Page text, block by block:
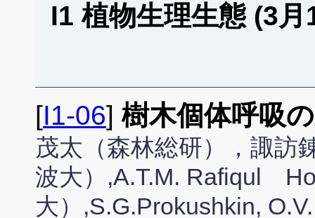
I1 植物生理生態 (3
[I1-06] 樹木個体呼吸
茂太（森林総研），諏訪
波大）,A.T.M. Rafiqul
大）,S.G.Prokushkin,